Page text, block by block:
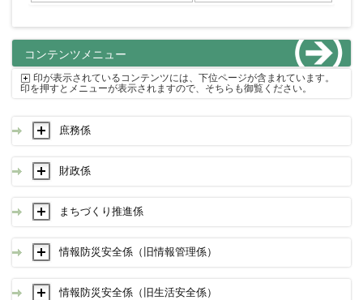
コンテンツメニュー
印が表示されているコンテンツには、下位ページが含まれています。
印を押すとメニューが表示されますので、そちらも御覧ください。
庶務係
財政係
まちづくり推進係
情報防災安全係（旧情報管理係）
情報防災安全係（旧生活安全係）